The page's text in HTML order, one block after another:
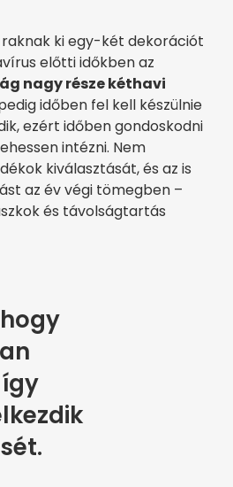
ki egy-két dekorációt
előtti időkben az
nagy része kéthavi
időben fel kell készülnie
ezért időben gondoskodni
intézni. Nem
kiválasztását, és az is
az év végi tömegben –
és távolságtartás